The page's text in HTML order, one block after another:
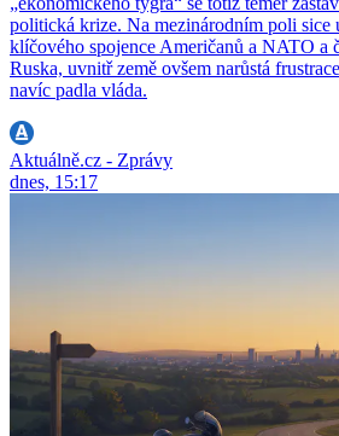
politická krize. Na mezinárodním poli sice
klíčového spojence Američanů a NATO a
Ruska, uvnitř země ovšem narůstá
navíc padla vláda.
Aktuálně.cz - Zprávy
dnes, 15:17